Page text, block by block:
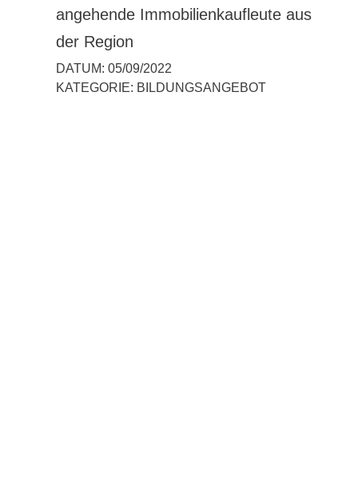
angehende Immobilienkaufleute aus
der Region
DATUM: 05/09/2022
KATEGORIE: BILDUNGSANGEBOT